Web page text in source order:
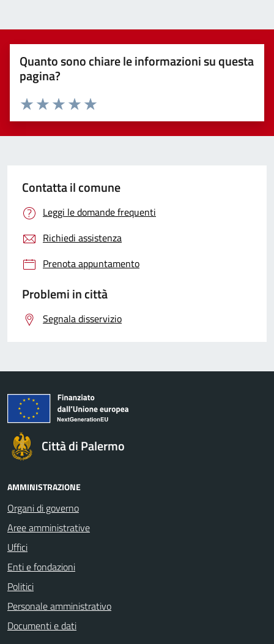
Quanto sono chiare le informazioni su questa
pagina?
Valuta 5 stelle su 5
Valuta 4 stelle su 5
Valuta 3 stelle su 5
Valuta 2 stelle su 5
Valuta 1 stelle su 5
Contatta il comune
Leggi le domande frequenti
Richiedi assistenza
Prenota appuntamento
Problemi in città
Segnala disservizio
Città di Palermo
AMMINISTRAZIONE
Organi di governo
Aree amministrative
Uffici
Enti e fondazioni
Politici
Personale amministrativo
Documenti e dati